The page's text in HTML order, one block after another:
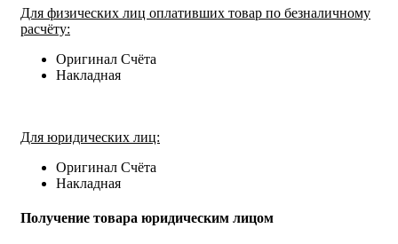
Для физических лиц оплативших товар по безналичному
расчёту:
Оригинал Счёта
Накладная
Для юридических лиц:
Оригинал Счёта
Накладная
Получение товара юридическим лицом